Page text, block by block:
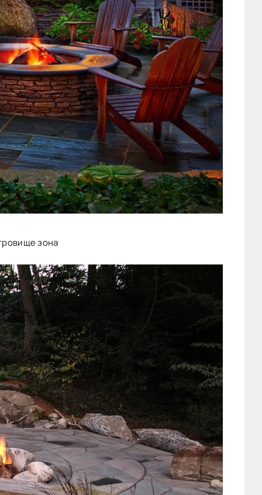
зона